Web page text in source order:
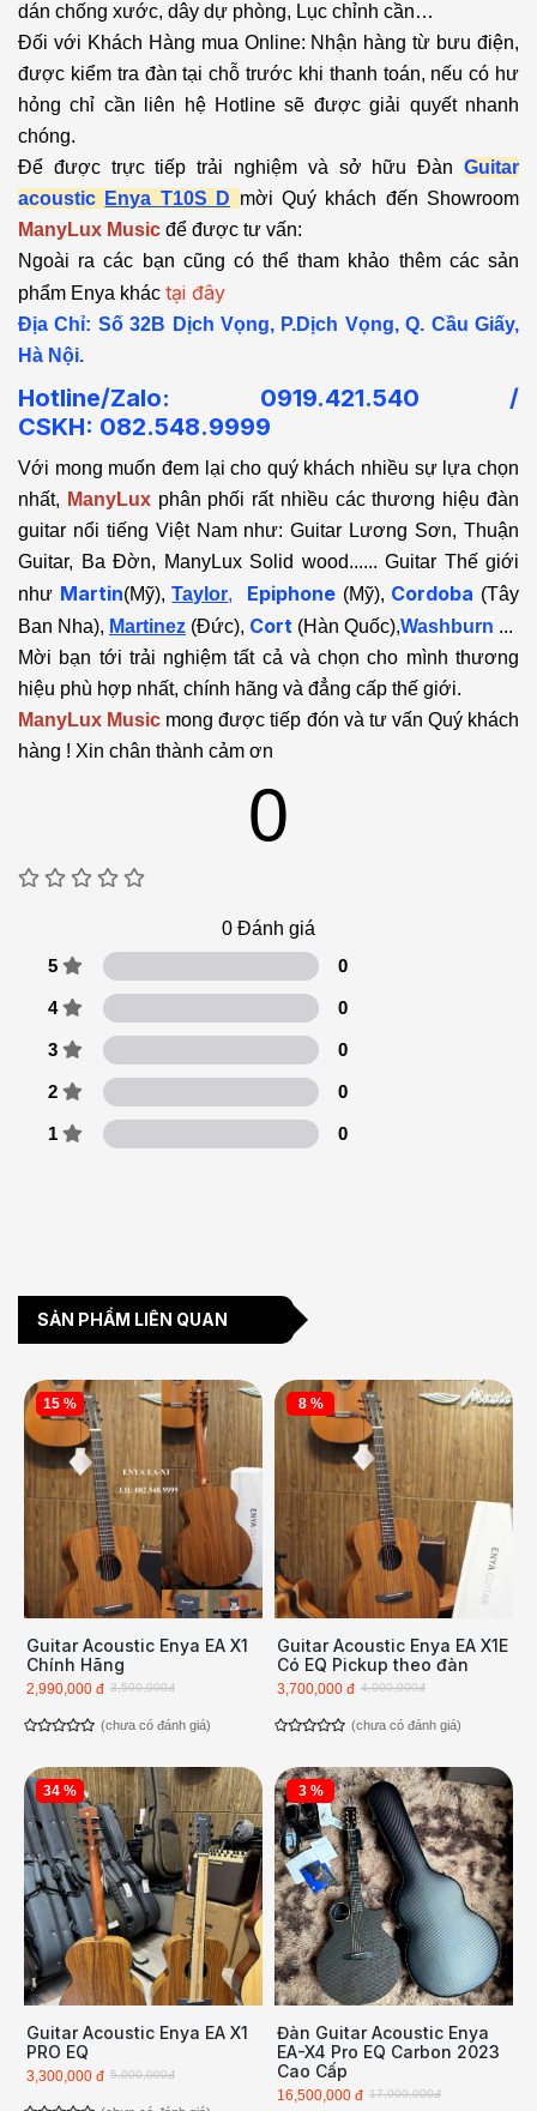
dán chống xước, dây dự phòng, Lục chỉnh cần…
Đối với Khách Hàng mua Online: Nhận hàng từ bưu điện,
được kiểm tra đàn tại chỗ trước khi thanh toán, nếu có hư
hỏng chỉ cần liên hệ Hotline sẽ được giải quyết nhanh
chóng.
Để được trực tiếp trải nghiệm và sở hữu Đàn Guitar
acoustic Enya T10S D mời Quý khách đến Showroom
ManyLux Music để được tư vấn:
Ngoài ra các bạn cũng có thể tham khảo thêm các sản
phẩm Enya khác tại đây
Địa Chỉ: Số 32B Dịch Vọng, P.Dịch Vọng, Q. Cầu Giấy,
Hà Nội.
Hotline/Zalo: 0919.421.540 /
CSKH: 082.548.9999
Với mong muốn đem lại cho quý khách nhiều sự lựa chọn
nhất, ManyLux phân phối rất nhiều các thương hiệu đàn
guitar nổi tiếng Việt Nam như: Guitar Lương Sơn, Thuận
Guitar, Ba Đờn, ManyLux Solid wood...... Guitar Thế giới
như Martin(Mỹ),Taylor, Epiphone (Mỹ), Cordoba (Tây
Ban Nha), Martinez (Đức), Cort (Hàn Quốc),Washburn ...
Mời bạn tới trải nghiệm tất cả và chọn cho mình thương
hiệu phù hợp nhất, chính hãng và đẳng cấp thế giới.
ManyLux Music mong được tiếp đón và tư vấn Quý khách
hàng ! Xin chân thành cảm ơn
0
0 Đánh giá
5
0
4 0
3 0
2 0
1 0
SẢN PHẨM LIÊN QUAN
15 %
Guitar Acoustic Enya EA X1
Chính Hãng
3,500,000đ
2,990,000 đ
(chưa có đánh giá)
8 %
Guitar Acoustic Enya EA X1E
Có EQ Pickup theo đàn
4,000,000đ
3,700,000 đ
(chưa có đánh giá)
34 %
Guitar Acoustic Enya EA X1
PRO EQ
5,000,000đ
3,300,000 đ
3 %
Đàn Guitar Acoustic Enya
EA-X4 Pro EQ Carbon 2023
Cao Cấp
17,000,000đ
16,500,000 đ